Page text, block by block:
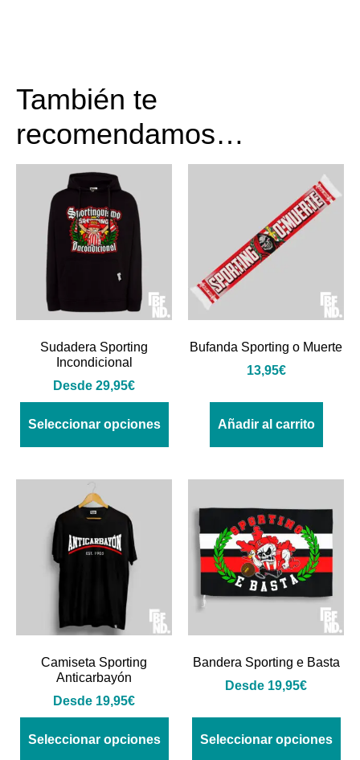
También te
recomendamos…
Sudadera Sporting
Incondicional
Desde 29,95€
Seleccionar opciones
Bufanda Sporting o Muerte
13,95€
Añadir al carrito
Camiseta Sporting
Anticarbayón
Desde 19,95€
Seleccionar opciones
Bandera Sporting e Basta
Desde 19,95€
Seleccionar opciones